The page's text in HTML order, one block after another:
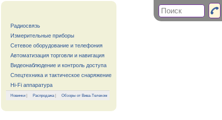
Радиосвязь
Измерительные приборы
Сетевое оборудование и телефония
Автоматизация торговли и навигация
Видеонаблюдение и контроль доступа
Спецтехника и тактическое снаряжение
Hi-Fi аппаратура
Новинки | Распродажа| Обзоры от Вива-Телеком